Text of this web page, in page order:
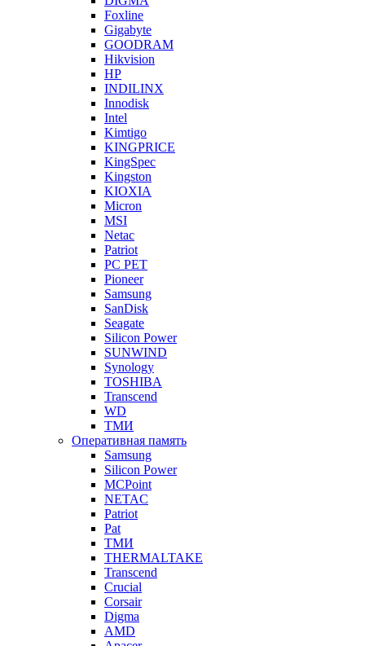
Foxline
Gigabyte
GOODRAM
Hikvision
HP
INDILINX
Innodisk
Intel
Kimtigo
KINGPRICE
KingSpec
Kingston
KIOXIA
Micron
MSI
Netac
Patriot
PC PET
Pioneer
Samsung
SanDisk
Seagate
Silicon Power
SUNWIND
Synology
TOSHIBA
Transcend
WD
ТМИ
Оперативная память
Samsung
Silicon Power
MCPoint
NETAC
Patriot
Pat
ТМИ
THERMALTAKE
Transcend
Crucial
Corsair
Digma
AMD